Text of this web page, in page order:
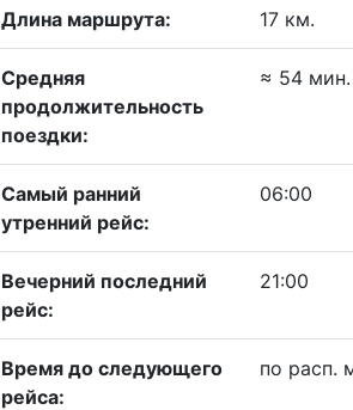
Длина маршрута: 17 км.
Средняя
продолжительность
поездки:
≈ 54 мин.
Самый ранний
утренний рейс:
06:00
Вечерний последний
рейс:
21:00
Время до следующего
рейса:
по расп.